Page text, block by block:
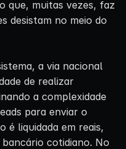
que, muitas vezes, faz
desistam no meio do
a via nacional
de realizar
a complexidade
para enviar o
é liquidada em reais,
cotidiano. No